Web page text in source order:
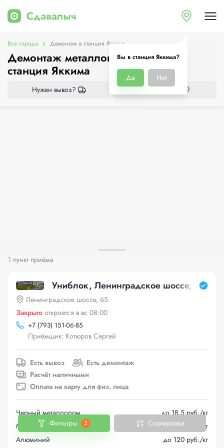
Вы в станция Яккима?
Да Нет
Все города Демонтаж в станция Яккима
Демонтаж металлоконструкций в
станция Яккима
Нужен вывоз? Все приёмки
1 пункт приёма
Униблок, Ленинградское шоссе, 65
Ленинградское шоссе, 65
Закрыто откроется в вс 08:00
+7 (793) 151-06-85
Приёмщик: Котюров Сергей
Есть вывоз
Есть демонтаж
Расчёт наличными
Оплата на карту для физ. лица
Черный металлолом
до 18.5 руб./кг
Медь
до 560 руб./кг
Алюминий
до 120 руб./кг
Фильтры 3 Сортировка